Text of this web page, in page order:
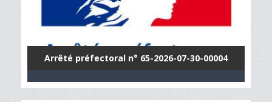
Arrêté préfectoral n° 65-2026-07-30-00004